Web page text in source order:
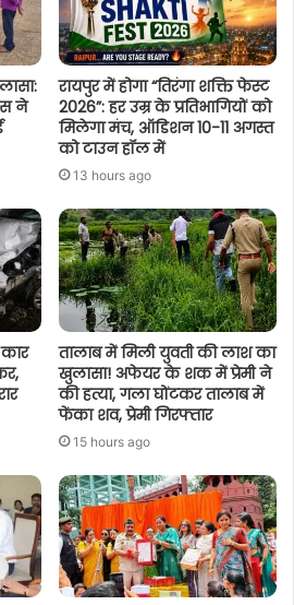
ने
रायपुर में होगा “तिरंगा शक्ति फेस्ट
2026”: हर उम्र के प्रतिभागियों को
मिलेगा मंच, ऑडिशन 10-11 अगस्त
को टाउन हॉल में
13 hours ago
तालाब में मिली युवती की लाश का
खुलासा! अफेयर के शक में प्रेमी ने
की हत्या, गला घोंटकर तालाब में
फेंका शव, प्रेमी गिरफ्तार
15 hours ago